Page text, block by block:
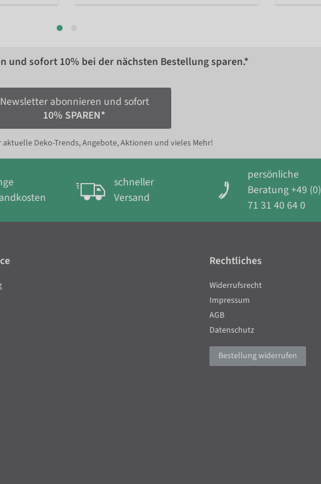
und sofort10% bei der nächsten Bestellung sparen.*
Newsletter abonnieren und sofort
10% SPAREN*
Deko-Trends, Angebote, Aktionen und vieles Mehr!
schneller
Versand
persönliche
Beratung +49 (0)
71 31 40 64 0
Rechtliches
Widerrufsrecht
Impressum
AGB
Datenschutz
Bestellung widerrufen